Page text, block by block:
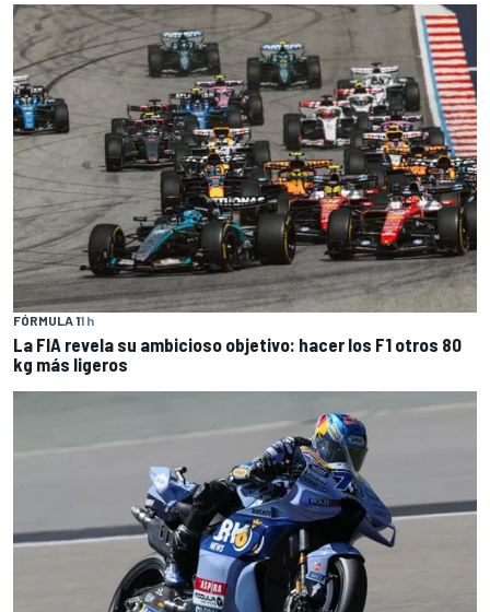
FÓRMULA 11 h
La FIA revela su ambicioso objetivo: hacer los F1 otros 80
kg más ligeros